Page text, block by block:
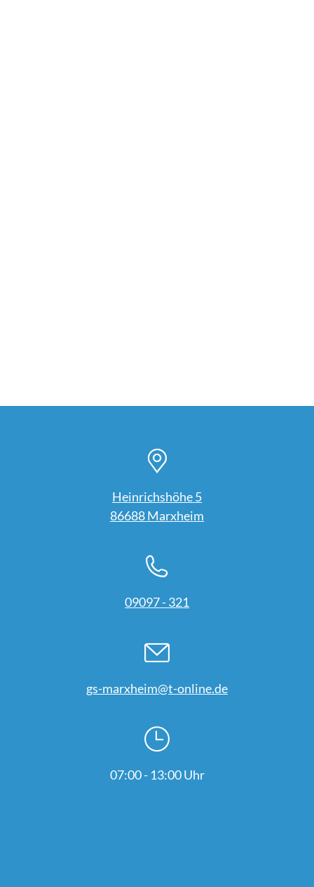
Heinrichshöhe 5
86688 Marxheim
09097 - 321
gs-marxheim@t-online.de
07:00 - 13:00 Uhr